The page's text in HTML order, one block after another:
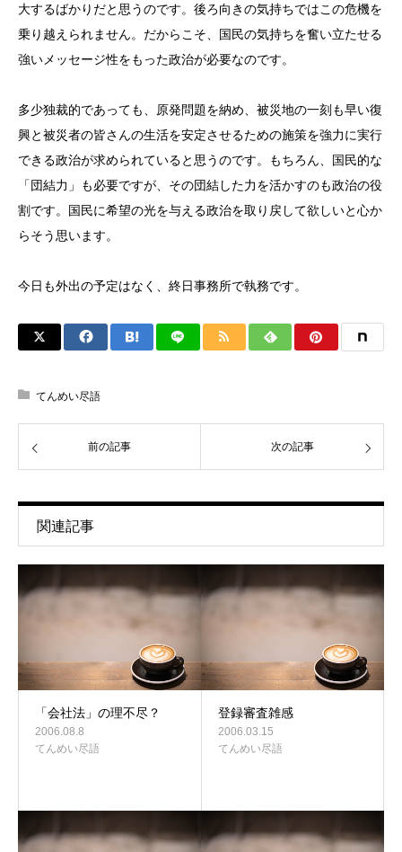
大するばかりだと思うのです。後ろ向きの気持ちではこの危機を
乗り越えられません。だからこそ、国民の気持ちを奮い立たせる
強いメッセージ性をもった政治が必要なのです。
多少独裁的であっても、原発問題を納め、被災地の一刻も早い復
興と被災者の皆さんの生活を安定させるための施策を強力に実行
できる政治が求められていると思うのです。もちろん、国民的な
「団結力」も必要ですが、その団結した力を活かすのも政治の役
割です。国民に希望の光を与える政治を取り戻して欲しいと心か
らそう思います。
今日も外出の予定はなく、終日事務所で執務です。
てんめい尽語
前の記事 次の記事
関連記事
「会社法」の理不尽？
2006.08.8
てんめい尽語
登録審査雑感
2006.03.15
てんめい尽語